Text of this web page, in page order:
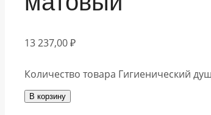
13 237,00₽
Количество товара Гигиенический
В корзину